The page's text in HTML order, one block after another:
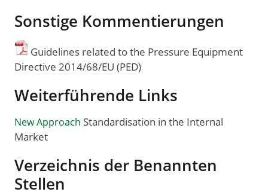
Sonstige Kommentierungen
Guidelines related to the Pressure Equipment
Directive 2014/68/EU (PED)
Weiterführende Links
New Approach Standardisation in the Internal
Market
Verzeichnis der Benannten
Stellen